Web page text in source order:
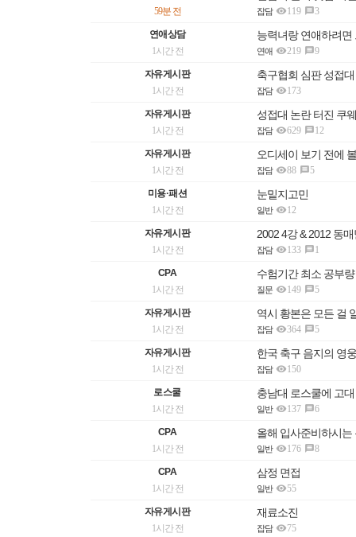
59분 전 잡담 119 3
연애상담 능력녀랑 연애하려면
1시간 전 연애 219 9
자유게시판 축구협회 심판 성접
1시간 전 잡담 173
자유게시판 성접대 논란 터진 쿠
1시간 전 잡담 629 12
자유게시판 오디세이 보기 전에
1시간 전 잡담 88 5
미용·패션 눈밑지고민
1시간 전 일반 12
자유게시판 2002 4강 & 2012 동매
1시간 전 잡담 133 1
CPA 수험기간 최소 공부
1시간 전 질문 149 5
자유게시판 역시 황본은 모든 걸
1시간 전 잡담 364 5
자유게시판 한국 축구 음지의 영웅
1시간 전 잡담 150
로스쿨 충남대 로스쿨에 고
1시간 전 일반 137 6
CPA 올해 입사준비하시는
1시간 전 일반 176 8
CPA 삼정 면접
1시간 전 일반 55
자유게시판 재료소진
1시간 전 잡담 75